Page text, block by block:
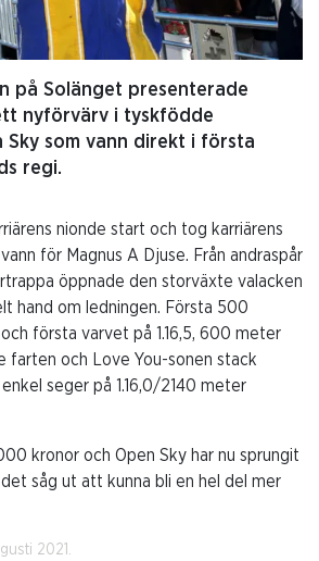
på Solänget presenterade
nyförvärv i tyskfödde
Sky som vann direkt i första
regi.
nionde start och tog karriärens
för Magnus A Djuse. Från andraspår
öppnade den storväxte valacken
hand om ledningen. Första 500
och första varvet på 1.16,5, 600 meter
farten och Love You-sonen stack
seger på 1.16,0/2140 meter
kronor och Open Sky har nu sprungit
såg ut att kunna bli en hel del mer
2021.